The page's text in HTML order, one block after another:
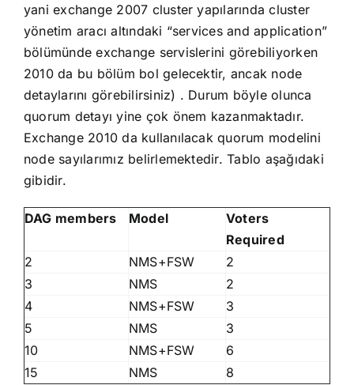
yani exchange 2007 cluster yapılarında cluster
yönetim aracı altındaki “services and application”
bölümünde exchange servislerini görebiliyorken
2010 da bu bölüm bol gelecektir, ancak node
detaylarını görebilirsiniz) . Durum böyle olunca
quorum detayı yine çok önem kazanmaktadır.
Exchange 2010 da kullanılacak quorum modelini
node sayılarımız belirlemektedir. Tablo aşağıdaki
gibidir.
DAG members Model
Voters
Required
2
NMS+FSW
2
3
NMS
2
4
NMS+FSW
3
5
NMS
3
10
NMS+FSW
6
15
NMS 8